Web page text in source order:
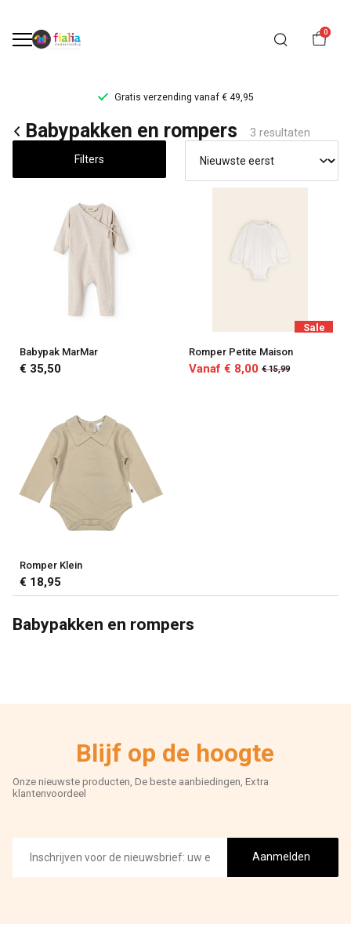
0
Gratis verzending vanaf € 49,95
Babypakken
rompers
FiaLia
Kinderkleding
Babypakken en rompers 3 resultaten
Filters
Babypak MarMar
€ 35,50
Sale
Romper Petite Maison
Vanaf € 8,00 € 15,99
Romper Klein
€ 18,95
Babypakken en rompers
Blijf op de hoogte
Onze nieuwste producten, De beste aanbiedingen, Extra
klantenvoordeel
mailadres
Aanmelden